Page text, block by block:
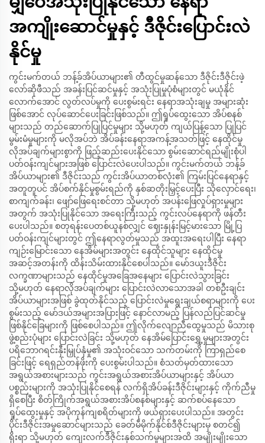
အကျိုးဆောင်မှုနှင့် ဒီဇိုင်းပြောင်းလဲ
နိုင်မှု
ကွင်းမက်တယ် ဘန့်ခ်အိပ်ယာများ၏ တီထွင်မှုဆန်သော ဒီဇိုင်းဒီဇိုင်းဖဲ့
လော်ဆိုဖီသည် အခန်းပြင်ဆင်မှုနှင့် အသုံးပြုမှုပုံစံများတွင် မယုံနိုင်
လောက်အောင် လွတ်လပ်မှုကို ပေးစွမ်းရင်း နေရာအသုံးချမှု အများဆုံး
ဖြစ်အောင် လုပ်ဆောင်ပေးခြင်းဖြစ်သည်။ ဤရှုပ်ထွေးသော အိပ်စနစ်
များသည် တည်ဆောက်ပြုပြင်မှုများ သို့မဟုတ် ကျယ်ပြန့်သော ပြုပြင်
မွမ်းမံမှုများကို မလိုအပ်ဘဲ အိပ်ခန်းနေရာအကန့်အသတ်ဖြင့် နေထိုင်မှု
လိုအပ်ချက်များစွာကို ဖြည့်ဆည်းပေးနိုင်သော စွမ်းဆောင်ရည်မျိုးစုံပါ
ပတ်ဝန်းကျင်များအဖြစ် ပြောင်းလဲပေးပါသည်။ ကွင်းမက်တယ် ဘန့်ခ်
အိပ်ယာများ၏ ဒီဇိုင်းသည် ကွင်းအိပ်ယာတစ်လုံး၏ ကြမ်းပြင်နေရာနှင့်
အတူတူပင် အိပ်စက်နိုင်မှုစွမ်းရည်ကို နှစ်ဆတိုးမြှင့်ပေးပြီး သိုလှောင်ရေး၊
စာကျက်ခန်း၊ ဖျော်ဖြေရေးစင်တာ သို့မဟုတ် အပန်းဖြေလှုပ်ရှားမှုများ
အတွက် အသုံးပြုနိုင်သော အရေးကြီးသည့် ကွင်းလပ်နေရာကို ဖန်တီး
ပေးပါသည်။ စတုရန်းပေတစ်ယူနစ်လျှင် ဈေးနှုန်းမြင့်မားသော မြို့ပြ
ပတ်ဝန်းကျင်များတွင် ဤနေရာလွတ်မှုသည် အထူးအရေးပါပြီး နေရာ
ကျဉ်းမြောင်းသော နေအိမ်များအတွင်း နေထိုင်သူများ နေထိုင်မှု
အဆင့်အတန်းကို ထိန်းသိမ်းထားနိုင်စေပါသည်။ မော်ဒယူးဒီဇိုင်း
လက္ခဏာများသည် နေထိုင်မှုအခြေအနေများ ပြောင်းလဲသွားခြင်း
သို့မဟုတ် နေရာလိုအပ်ချက်များ ပြောင်းလဲလာသောအခါ တစ်ဦးချင်း
အိပ်ယာများအဖြစ် ခွဲထုတ်နိုင်သည့် ပြောင်းလဲမှုရွေးချယ်စရာများကို ပေး
စွမ်းသည့် မော်ဒယ်အများအပြားဖြင့် နောင်လာမည့် ပြန်လည်ပြင်ဆင်မှု
ဖြစ်နိုင်ခြေများကို ဖြစ်စေပါသည်။ ဤလိုက်လျောညီထွေမှုသည် မိသားစု
ဖွဲ့စည်းပုံများ ပြောင်းလဲခြင်း သို့မဟုတ် နေအိမ်ပြောင်းရွှေ့မှုများအတွင်း
ပရိဘောဂရင်းနှီးမြှုပ်နှံမှု၏ အသုံးဝင်သော သက်တမ်းကို ကြာရှည်စေ
ခြင်းဖြင့် ရေရှည်တန်ဖိုးကို ပေးစွမ်းပါသည်။ စံသတ်မှတ်ထားသော
အရွယ်အစားများသည် ကွင်းအရွယ်အစားအိပ်ယာများနှင့် အိပ်ယာ
ပစ္စည်းများကို အသုံးပြုနိုင်စေရန် လက်ရှိအိပ်ခန်းဒီဇိုင်းများနှင့် ကိုက်ညီမှု
ရှိစေပြီး စိတ်ကြိုက်အရွယ်အစားအိပ်စနစ်များနှင့် ဆက်စပ်နေသော
ရှုပ်ထွေးမှုနှင့် အပိုကုန်ကျစရိတ်များကို ဖယ်ရှားပေးပါသည်။ အတွင်း
ပိုင်းဒီဇိုင်းအမှုဆောင်များသည် ခေတ်မီမိုက်နိုင်စ်ဒီဇိုင်းများမှ စတင်၍
ရိုးရာ သို့မဟုတ် ကျေးလက်ဒီဇိုင်းနှစ်သက်မှုများအထိ အမျိုးမျိုးသော